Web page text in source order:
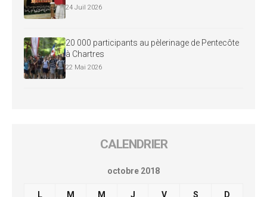
24 Juil 2026
20 000 participants au pèlerinage de Pentecôte
à Chartres
22 Mai 2026
CALENDRIER
octobre 2018
L M M J V S D